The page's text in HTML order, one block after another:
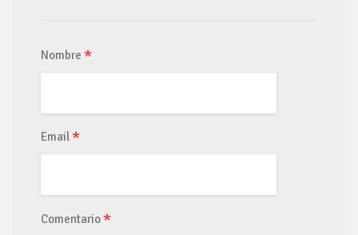
Nombre *
Email *
Comentario *